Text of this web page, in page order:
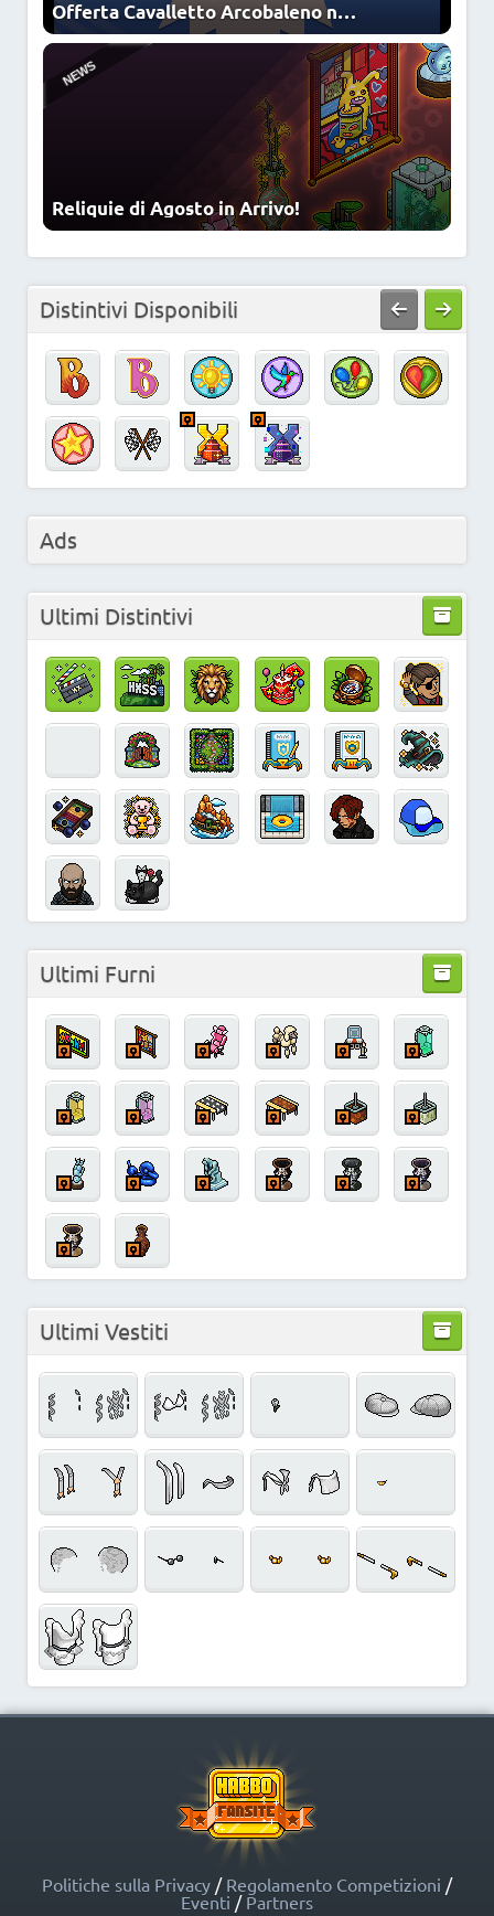
Offerta Cavalletto Arcobaleno nello Shop
Reliquie di Agosto in Arrivo!
Distintivi Disponibili
Ads
Ultimi Distintivi
Ultimi Furni
Ultimi Vestiti
Politiche sulla Privacy / Regolamento Competizioni /
Eventi / Partners